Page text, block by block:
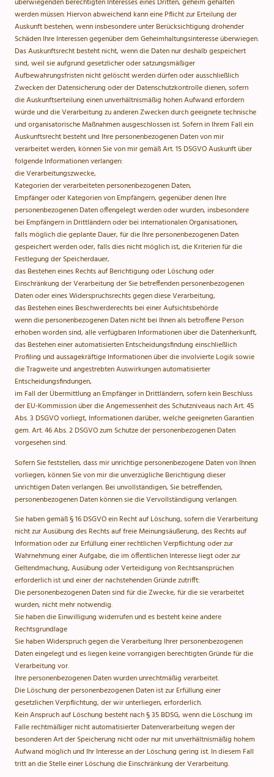
überwiegenden berechtigten Interesses eines Dritten, geheim gehalten
werden müssen. Hiervon abweichend kann eine Pflicht zur Erteilung der
Auskunft bestehen, wenn insbesondere unter Berücksichtigung drohender
Schäden Ihre Interessen gegenüber dem Geheimhaltungsinteresse überwiegen.
Das Auskunftsrecht besteht nicht, wenn die Daten nur deshalb gespeichert
sind, weil sie aufgrund gesetzlicher oder satzungsmäßiger
Aufbewahrungsfristen nicht gelöscht werden dürfen oder ausschließlich
Zwecken der Datensicherung oder der Datenschutzkontrolle dienen, sofern
die Auskunftserteilung einen unverhältnismäßig hohen Aufwand erfordern
würde und die Verarbeitung zu anderen Zwecken durch geeignete technische
und organisatorische Maßnahmen ausgeschlossen ist. Sofern in Ihrem Fall ein
Auskunftsrecht besteht und Ihre personenbezogenen Daten von mir
verarbeitet werden, können Sie von mir gemäß Art. 15 DSGVO Auskunft über
folgende Informationen verlangen:
die Verarbeitungszwecke,
Kategorien der verarbeiteten personenbezogenen Daten,
Empfänger oder Kategorien von Empfängern, gegenüber denen Ihre
personenbezogenen Daten offengelegt werden oder wurden, insbesondere
bei Empfängern in Drittländern oder bei internationalen Organisationen,
falls möglich die geplante Dauer, für die Ihre personenbezogenen Daten
gespeichert werden oder, falls dies nicht möglich ist, die Kriterien für die
Festlegung der Speicherdauer,
das Bestehen eines Rechts auf Berichtigung oder Löschung oder
Einschränkung der Verarbeitung der Sie betreffenden personenbezogenen
Daten oder eines Widerspruchsrechts gegen diese Verarbeitung,
das Bestehen eines Beschwerderechts bei einer Aufsichtsbehörde
wenn die personenbezogenen Daten nicht bei Ihnen als betroffene Person
erhoben worden sind, alle verfügbaren Informationen über die Datenherkunft,
das Bestehen einer automatisierten Entscheidungsfindung einschließlich
Profiling und aussagekräftige Informationen über die involvierte Logik sowie
die Tragweite und angestrebten Auswirkungen automatisierter
Entscheidungsfindungen,
im Fall der Übermittlung an Empfänger in Drittländern, sofern kein Beschluss
der EU-Kommission über die Angemessenheit des Schutzniveaus nach Art. 45
Abs. 3 DSGVO vorliegt, Informationen darüber, welche geeigneten Garantien
gem. Art. 46 Abs. 2 DSGVO zum Schutze der personenbezogenen Daten
vorgesehen sind.
Sofern Sie feststellen, dass mir unrichtige personenbezogene Daten von Ihnen
vorliegen, können Sie von mir die unverzügliche Berichtigung dieser
unrichtigen Daten verlangen. Bei unvollständigen, Sie betreffenden,
personenbezogenen Daten können sie die Vervollständigung verlangen.
Sie haben gemäß § 16 DSGVO ein Recht auf Löschung, sofern die Verarbeitung
nicht zur Ausübung des Rechts auf freie Meinungsäußerung, des Rechts auf
Information oder zur Erfüllung einer rechtlichen Verpflichtung oder zur
Wahrnehmung einer Aufgabe, die im öffentlichen Interesse liegt oder zur
Geltendmachung, Ausübung oder Verteidigung von Rechtsansprüchen
erforderlich ist und einer der nachstehenden Gründe zutrifft:
Die personenbezogenen Daten sind für die Zwecke, für die sie verarbeitet
wurden, nicht mehr notwendig.
Sie haben die Einwilligung widerrufen und es besteht keine andere
Rechtsgrundlage
Sie haben Widerspruch gegen die Verarbeitung Ihrer personenbezogenen
Daten eingelegt und es liegen keine vorrangigen berechtigten Gründe für die
Verarbeitung vor.
Ihre personenbezogenen Daten wurden unrechtmäßig verarbeitet.
Die Löschung der personenbezogenen Daten ist zur Erfüllung einer
gesetzlichen Verpflichtung, der wir unterliegen, erforderlich.
Kein Anspruch auf Löschung besteht nach § 35 BDSG, wenn die Löschung im
Falle rechtmäßiger nicht automatisierter Datenverarbeitung wegen der
besonderen Art der Speicherung nicht oder nur mit unverhältnismäßig hohem
Aufwand möglich und Ihr Interesse an der Löschung gering ist. In diesem Fall
tritt an die Stelle einer Löschung die Einschränkung der Verarbeitung.